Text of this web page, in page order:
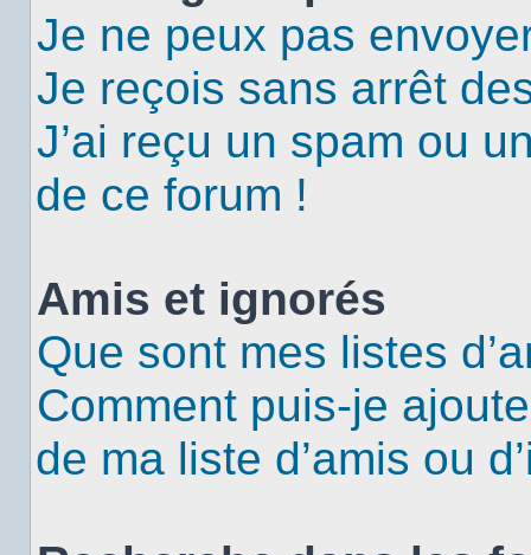
Je ne peux pas
Je reçois sans arrêt
J’ai reçu un spam ou
de ce forum !
Amis et ignorés
Que sont mes listes
Comment puis-je
de ma liste d’amis ou